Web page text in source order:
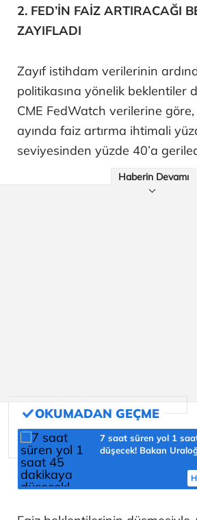
2. FED’İN FAİZ ARTIRACAĞI
ZAYIFLADI
Zayıf istihdam verilerinin
politikasına yönelik beklentiler
CME FedWatch verilerine göre,
ayında faiz artırma ihtimali
seviyesinden yüzde 40’a
Haberin Devamı
7 saat süren yol 1
düşecek! Bakan